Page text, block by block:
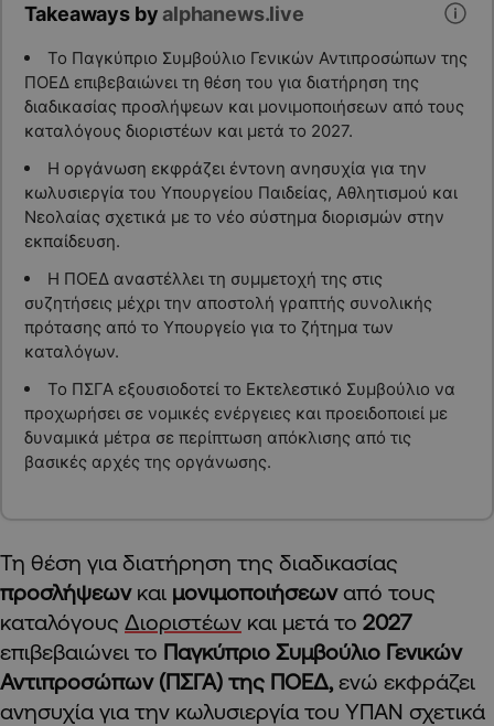
Takeaways byalphanews.live
Το Παγκύπριο Συμβούλιο Γενικών Αντιπροσώπων της
ΠΟΕΔ επιβεβαιώνει τη θέση του για διατήρηση της
διαδικασίας προσλήψεων και μονιμοποιήσεων από τους
καταλόγους διοριστέων και μετά το 2027.
Η οργάνωση εκφράζει έντονη ανησυχία για την
κωλυσιεργία του Υπουργείου Παιδείας, Αθλητισμού και
Νεολαίας σχετικά με το νέο σύστημα διορισμών στην
εκπαίδευση.
Η ΠΟΕΔ αναστέλλει τη συμμετοχή της στις
συζητήσεις μέχρι την αποστολή γραπτής συνολικής
πρότασης από το Υπουργείο για το ζήτημα των
καταλόγων.
Το ΠΣΓΑ εξουσιοδοτεί το Εκτελεστικό Συμβούλιο να
προχωρήσει σε νομικές ενέργειες και προειδοποιεί με
δυναμικά μέτρα σε περίπτωση απόκλισης από τις
βασικές αρχές της οργάνωσης.
Τη θέση για διατήρηση της διαδικασίας
προσλήψεων και μονιμοποιήσεων από τους
καταλόγους Διοριστέων και μετά το 2027
επιβεβαιώνει το Παγκύπριο Συμβούλιο Γενικών
Αντιπροσώπων (ΠΣΓΑ) της ΠΟΕΔ, ενώ εκφράζει
ανησυχία για την κωλυσιεργία του ΥΠΑΝ σχετικά